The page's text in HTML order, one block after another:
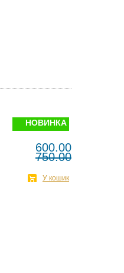
НОВИНКА
600.00
750.00
У кошик